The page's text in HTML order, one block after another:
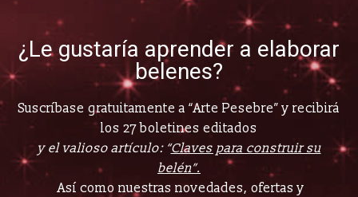
¿Le gustaría aprender a elaborar
belenes?
Suscríbase gratuitamente a “Arte Pesebre” y recibirá
los 27 boletines editados
y el valioso artículo: “Claves para construir su
belén”.
Así como nuestras novedades, ofertas y